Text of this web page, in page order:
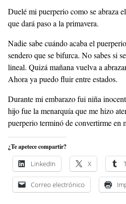
Duelé mi puerperio como se abraza
que dará paso a la primavera.
Nadie sabe cuándo acaba el
sendero que se bifurca. No sabes si
lineal. Quizá mañana vuelva a
Ahora ya puedo fluir entre estados.
Durante mi embarazo fui niña
hijo fue la menarquía que me hizo
puerperio terminó de convertirme en
¿Te apetece compartir?
LinkedIn X
Correo electrónico